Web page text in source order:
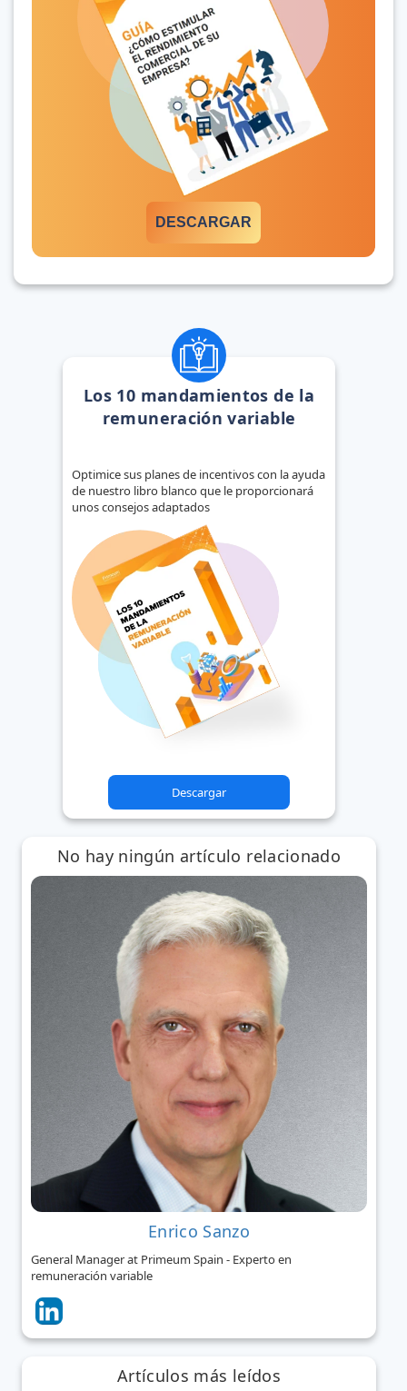
DESCARGAR
Los 10 mandamientos de la
remuneración variable
Optimice sus planes de incentivos con la ayuda
de nuestro libro blanco que le proporcionará
unos consejos adaptados
Descargar
No hay ningún artículo relacionado
Enrico Sanzo
General Manager at Primeum Spain - Experto en
remuneración variable
Artículos más leídos